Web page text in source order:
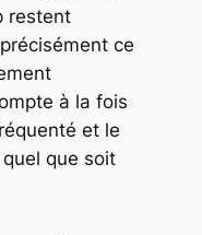
restent
ce
à la fois
et le
quel que soit